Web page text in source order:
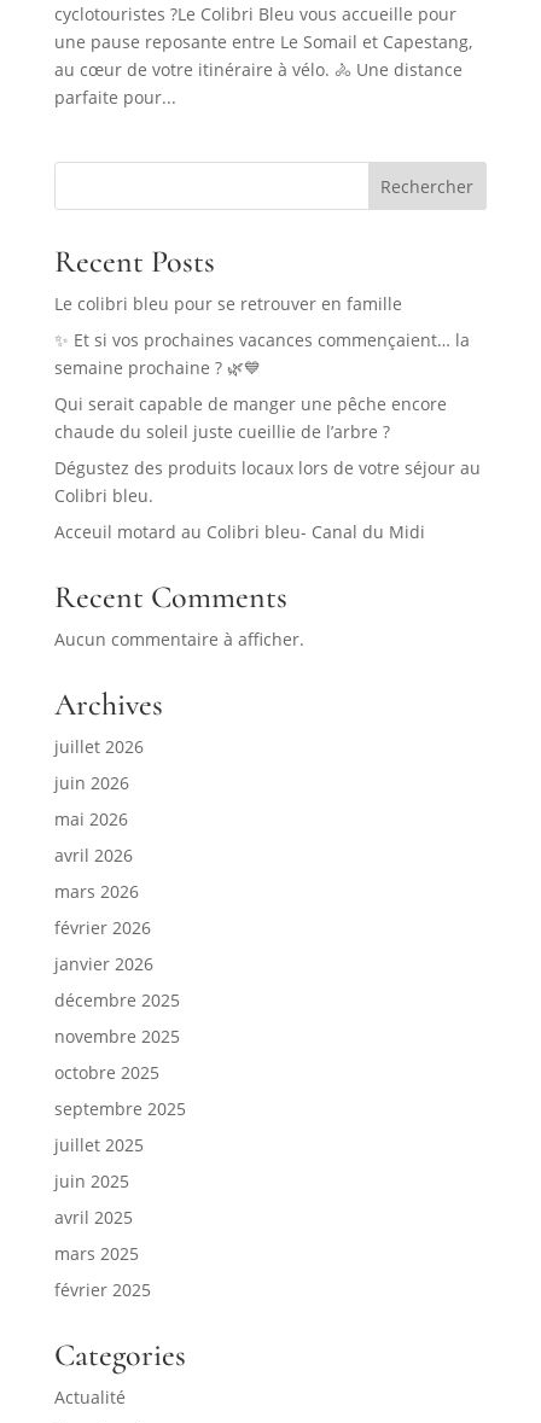
cyclotouristes ?Le Colibri Bleu vous accueille pour
une pause reposante entre Le Somail et Capestang,
au cœur de votre itinéraire à vélo. 🚴 Une distance
parfaite pour...
Rechercher
Recent Posts
Le colibri bleu pour se retrouver en famille
✨ Et si vos prochaines vacances commençaient… la
semaine prochaine ? 🌿💙
Qui serait capable de manger une pêche encore
chaude du soleil juste cueillie de l’arbre ?
Dégustez des produits locaux lors de votre séjour au
Colibri bleu.
Acceuil motard au Colibri bleu- Canal du Midi
Recent Comments
Aucun commentaire à afficher.
Archives
juillet 2026
juin 2026
mai 2026
avril 2026
mars 2026
février 2026
janvier 2026
décembre 2025
novembre 2025
octobre 2025
septembre 2025
juillet 2025
juin 2025
avril 2025
mars 2025
février 2025
Categories
Actualité